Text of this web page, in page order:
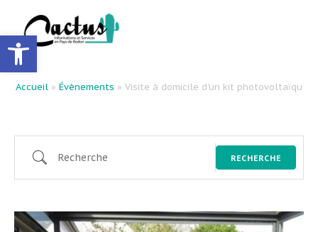
Ouvrir la barre d’outils
Accueil »Évènements »Visite à domicile d’un kit photovoltaïque
RECHERCHE